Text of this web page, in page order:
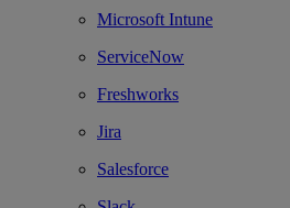
Microsoft Intune
ServiceNow
Freshworks
Jira
Salesforce